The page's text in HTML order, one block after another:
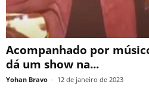
Acompanhado por
dá um show na...
Yohan Bravo - 12 de janeiro de 2023